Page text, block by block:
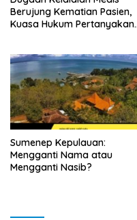
Berujung Kematian Pasien,
Kuasa Hukum Pertanyakan
Sumenep Kepulauan:
Mengganti Nama atau
Mengganti Nasib?